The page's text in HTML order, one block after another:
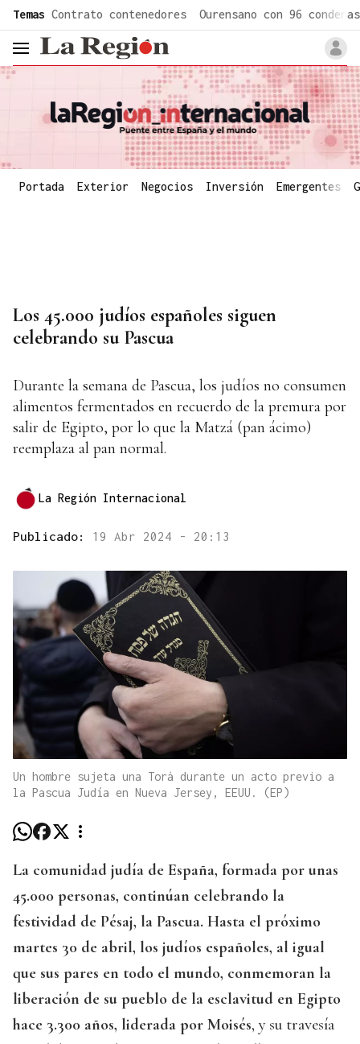
Temas Contrato contenedores Ourensano con 96 condenas
header.menu.open
Portada Exterior Negocios Inversión Emergentes
Los 45.000 judíos españoles siguen
celebrando su Pascua
Durante la semana de Pascua, los judíos no consumen
alimentos fermentados en recuerdo de la premura por
salir de Egipto, por lo que la Matzá (pan ácimo)
reemplaza al pan normal.
La Región Internacional
Publicado: 19 Abr 2024 - 20:13
Un hombre sujeta una Torá durante un acto previo a
la Pascua Judía en Nueva Jersey, EEUU. (EP)
La comunidad judía de España, formada por unas
45.000 personas, continúan celebrando la
festividad de Pésaj, la Pascua. Hasta el próximo
martes 30 de abril, los judíos españoles, al igual
que sus pares en todo el mundo, conmemoran la
liberación de su pueblo de la esclavitud en Egipto
hace 3.300 años, liderada por Moisés, y su travesía